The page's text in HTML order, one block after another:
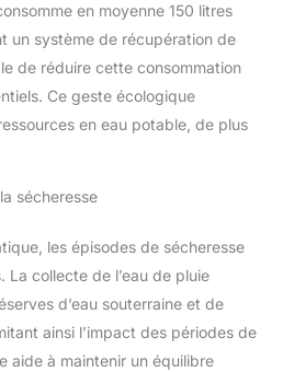
en moyenne 150 litres
un système de récupération de
de réduire cette consommation
Ce geste écologique
en eau potable, de plus
sécheresse
les épisodes de sécheresse
collecte de l’eau de pluie
d’eau souterraine et de
ainsi l’impact des périodes de
aide à maintenir un équilibre